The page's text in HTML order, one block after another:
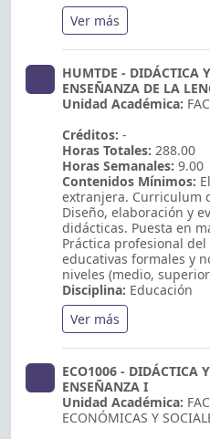
Ver más
HUMTDE - DIDÁCTICA
ENSEÑANZA DE LA
Unidad Académica:
Créditos: -
Horas Totales: 288.00
Horas Semanales: 9.00
Contenidos Mínimos:
extranjera. Curriculum
Diseño, elaboración y
didácticas. Puesta en
Práctica profesional
educativas formales y
niveles (medio,
Disciplina: Educación
Ver más
ECO1006 - DIDÁCTICA
ENSEÑANZA I
Unidad Académica:
ECONÓMICAS Y